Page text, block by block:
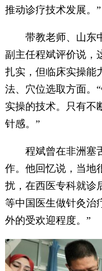
推动诊疗技术发展。”
带教老师、山东中
副主任程斌评价说，
扎实，但临床实操能
法、穴位选取方面。
实操的技术。只有不
针感。”
程斌曾在非洲塞舌
作。他回忆说，当地
扰，在西医专科就诊
等中国医生做针灸治
外的受欢迎程度。”